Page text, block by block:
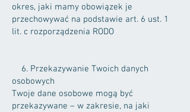
okres, jaki mamy obowiązek je
przechowywać na podstawie art. 6 ust. 1
lit. c rozporządzenia RODO
6. Przekazywanie Twoich danych
osobowych
Twoje dane osobowe mogą być
przekazywane – w zakresie, na jaki